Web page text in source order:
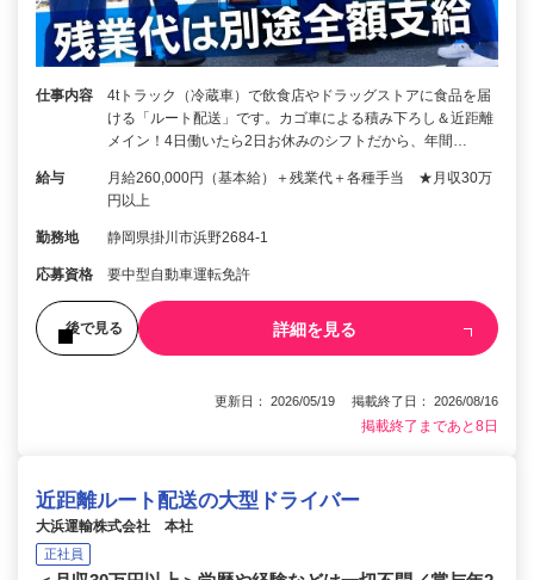
仕事内容
4tトラック（冷蔵車）で飲食店やドラッグストアに食品を届
ける「ルート配送」です。カゴ車による積み下ろし＆近距離
メイン！4日働いたら2日お休みのシフトだから、年間…
給与
月給260,000円（基本給）＋残業代＋各種手当 ★月収30万
円以上
勤務地 静岡県掛川市浜野2684-1
応募資格 要中型自動車運転免許
後で見る 詳細を見る
更新日： 2026/05/19 掲載終了日： 2026/08/16
掲載終了まであと8日
近距離ルート配送の大型ドライバー
大浜運輸株式会社 本社
正社員